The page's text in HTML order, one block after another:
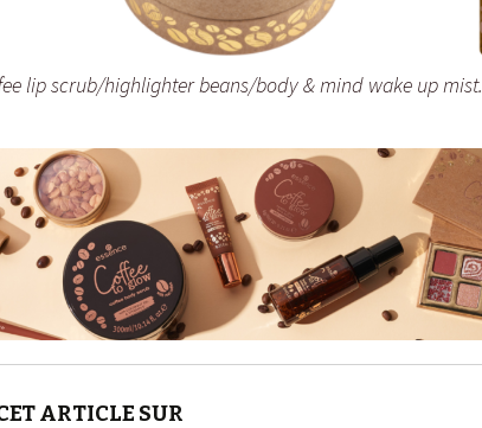
lip scrub/highlighter beans/body & mind wake up mist.
ARTICLE SUR